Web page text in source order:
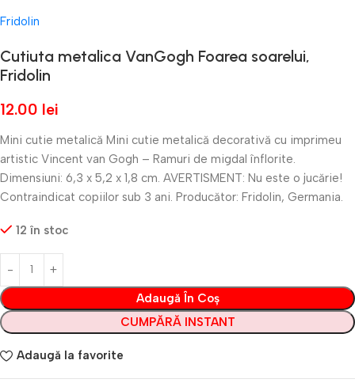
Fridolin
Cutiuta metalica VanGogh Foarea soarelui,
Fridolin
12.00 lei
Mini cutie metalică Mini cutie metalică decorativă cu imprimeu
artistic Vincent van Gogh – Ramuri de migdal înflorite.
Dimensiuni: 6,3 x 5,2 x 1,8 cm. AVERTISMENT: Nu este o jucărie!
Contraindicat copiilor sub 3 ani. Producător: Fridolin, Germania.
12 în stoc
Adaugă În Coș
CUMPĂRĂ INSTANT
Adaugă la favorite